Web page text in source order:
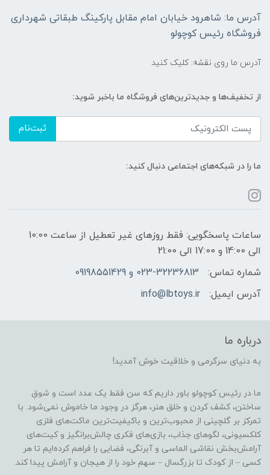
آدرس ما: شاهرود خیابان امام مقابل پارکینگ طبقاتی شهرداری
فروشگاه رئیس کوچولو
آدرس ما روی نقشه: کلیک کنید
از تخفیف‌ها و جدیدترین‌های فروشگاه ما باخبر شوید:
ثبت‌نام
ما را در شبکه‌های اجتماعی دنبال کنید:
ساعات پاسخگویی: فقط روزهای غیر تعطیل از ساعت 10:00
الی 14:00 و 17:00 الی 21:00
شماره تماس:
023-32236813 و 09198551429
آدرس ایمیل:
info@lbtoys.ir
درباره ما
به دنیای سرگرمی و خلاقیت خوش آمدید!
ما در رئیس کوچولو باور داریم که سن فقط یک عدد است و شوقِ
ساختن، کشف کردن و خلق هنر، هرگز در وجود ما خاموش نمی‌شود. با
تمرکز بر گلچینی از محبوب‌ترین و باکیفیت‌ترین ماکت‌های فلزی
کلکسیونی، لگوهای جذاب، بازی‌های فکری چالش‌برانگیز و کیت‌های
آرامش‌بخش نقاشی الماسی و آبرنگی، فضایی را فراهم کرده‌ایم تا هر
کسی – از کودک تا بزرگسال – سهم خود را از هیجان و آرامش پیدا کند.